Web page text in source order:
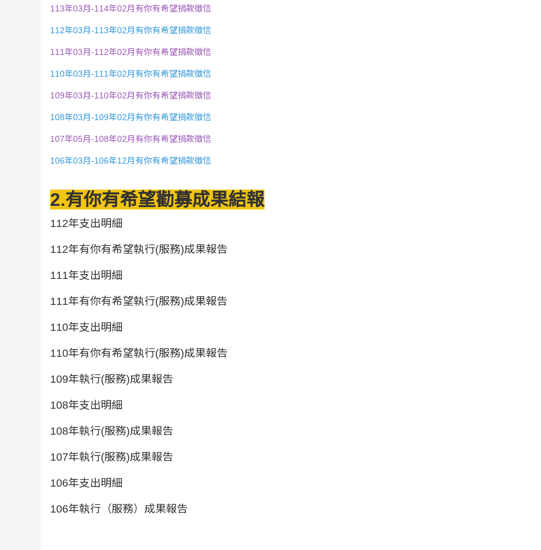
113年03月-114年02月有你有希望捐款徵信
112年03月-113年02月有你有希望捐款徵信
111年03月-112年02月有你有希望捐款徵信
110年03月-111年02月有你有希望捐款徵信
109年03月-110年02月有你有希望捐款徵信
108年03月-109年02月有你有希望捐款徵信
107年05月-108年02月有你有希望捐款徵信
106年03月-106年12月有你有希望捐款徵信
2.有你有希望勸募成果結報
112年支出明細
112年有你有希望執行(服務)成果報告
111年支出明細
111年有你有希望執行(服務)成果報告
110年支出明細
110年有你有希望執行(服務)成果報告
109年執行(服務)成果報告
108年支出明細
108年執行(服務)成果報告
107年執行(服務)成果報告
106年支出明細
106年執行（服務）成果報告